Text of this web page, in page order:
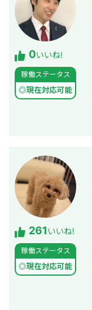
0いいね!
稼働ステータス
◎現在対応可能
261いいね!
稼働ステータス
◎現在対応可能